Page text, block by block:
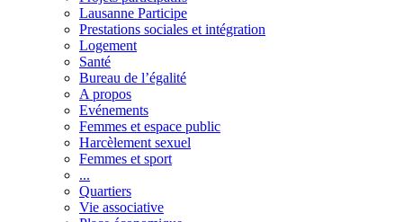
Lausanne Participe
Prestations sociales et intégration
Logement
Santé
Bureau de l’égalité
A propos
Evénements
Femmes et espace public
Harcèlement sexuel
Femmes et sport
...
Quartiers
Vie associative